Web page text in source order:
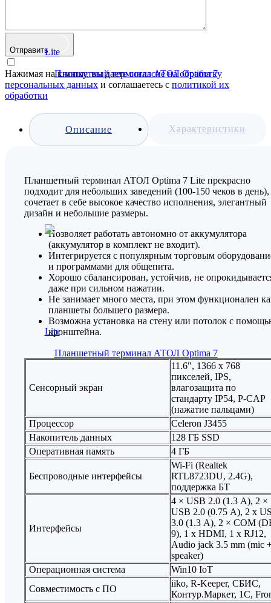
Отправить
Нажимая на кнопку, вы даетесогласие на обработку
персональных данных и соглашаетесь с политикой их
обработки
Описание Характеристики
Планшетный терминал АТОЛ Optima 7 Lite прекрасно
подходит для небольших заведений (100-150 чеков в день),
сочетает в себе высокое качество исполнения, элегантный
дизайн и небольшие размеры.
Позволяет работать автономно от аккумулятора
(аккумулятор в комплект не входит).
Интегрируется с популярным торговым
и программами для общепита.
Хорошо сбалансирован, устойчив, не
даже при сильном нажатии.
Не занимает много места, при этом функционален
планшеты большего размера.
Возможна установка на стену или потолок с
кронштейна.
Сенсорный экран
11.6", 1366 х 768
пикселей, IPS,
влагозащита по
стандарту IP54, P-CAP
(нажатие пальцами)
Процессор
Celeron J3455
Накопитель данных
128 ГБ SSD
Оперативная память
4 ГБ
Беспроводные интерфейсы
Wi-Fi (Realtek
RTL8723DU, 2.4G),
поддержка БТ
Интерфейсы
4 × USB 2.0 (1.3 А), 2 ×
USB 2.0 (0.75 А), 2 x
3.0 (1.3 А), 2 × COM
9), 1 x HDMI, 1 x RJ12,
Audio jack 3.5 mm (mic
speaker)
Операционная система
Win10 IoT
Совместимость с ПО
iiko, R-Keeper, СБИС,
Контур.Маркет, 1C,